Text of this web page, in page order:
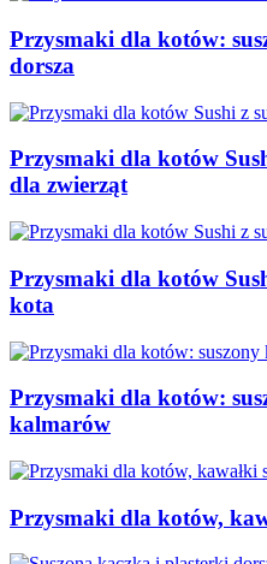
Przysmaki dla kotów:
dorsza
Przysmaki dla kotów
dla zwierząt
Przysmaki dla kotów
kota
Przysmaki dla kotów:
kalmarów
Przysmaki dla kotów,